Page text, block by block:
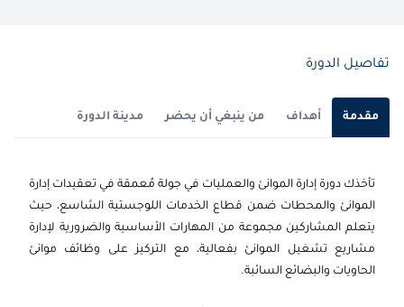
2026-08-24
2026-09-07
2026-09-21 دبي التفاصيل
2026-09-21 برشلونة التفاصيل
2026-09-21
تفاصيل الدورة
مقدمة أهداف من ينبغي أن يحضر مدينة الدورة
تأخذك دورة إدارة الموانئ والعمليات في جولة مُعمقة في تعقيدات إدارة
الموانئ والمحطات ضمن قطاع الخدمات اللوجستية الشاسع، حيث
يتعلم المشاركين مجموعة من المهارات الأساسية والضرورية لإدارة
مشاريع تشغيل الموانئ بفعالية، مع التركيز على وظائف موانئ
الحاويات والبضائع السائبة.